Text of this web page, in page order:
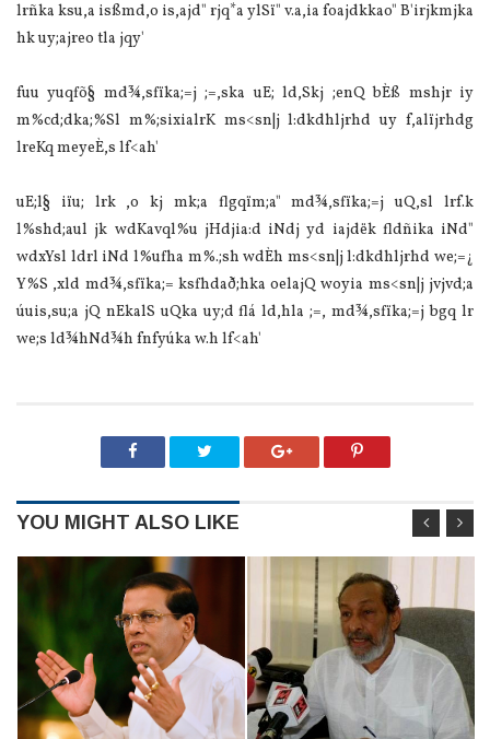
lrñka ksu,a isßmd,o is,ajd" rjq*a ylSï" v.a,ia foajdkkao" B'irjkmjka
hk uy;ajreo tla jqy'
fuu yuqfõ§ md¾,sfïka;=j ;=,ska uE; ld,Skj ;enQ bÈß mshjr iy
m%cd;dka;%Sl m%;sixialrK ms<sn|j l:dkdhljrhd uy f,alïjrhdg
lreKq meyeÈ,s lf<ah'
uE;l§ iïu; lrk ,o kj mk;a flgqïm;a" md¾,sfïka;=j uQ,sl lrf.k
l%shd;aul jk wdKavql%u jHdjia:d iNdj yd iajdëk fldñika iNd"
wdxYsl ldrl iNd l%ufha m%.;sh wdÈh ms<sn|j l:dkdhljrhd we;=¿
Y%S ,xld‍ md¾,sfïka;= ksfhdað;hka oelajQ woyia ms<sn|j jvjvd;a
úuis,su;a jQ nEkalS uQka uy;d flá ld,hla ;=, md¾,sfïka;=j bgq lr
we;s ld¾hNd¾h fnfyúka w.h lf<ah'
YOU MIGHT ALSO LIKE